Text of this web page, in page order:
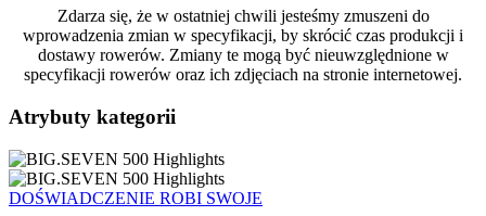
Zdarza się, że w ostatniej chwili jesteśmy zmuszeni do
wprowadzenia zmian w specyfikacji, by skrócić czas produkcji i
dostawy rowerów. Zmiany te mogą być nieuwzględnione w
specyfikacji rowerów oraz ich zdjęciach na stronie internetowej.
Atrybuty kategorii
DOŚWIADCZENIE ROBI SWOJE